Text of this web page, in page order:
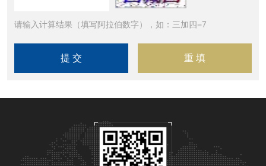
请输入计算结果（填写阿拉伯数字），如：三加四=7